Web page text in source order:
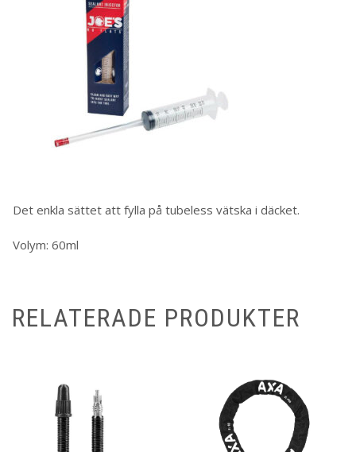
Det enkla sättet att fylla på tubeless vätska i däcket.
Volym: 60ml
RELATERADE PRODUKTER